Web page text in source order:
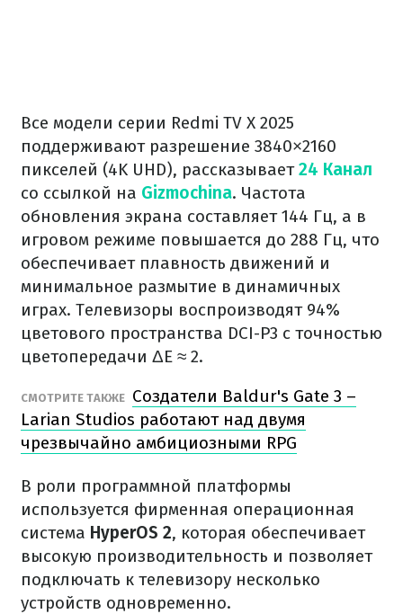
Все модели серии Redmi TV X 2025
поддерживают разрешение 3840×2160
пикселей (4K UHD), рассказывает24 Канал
со ссылкой на Gizmochina. Частота
обновления экрана составляет 144 Гц, а в
игровом режиме повышается до 288 Гц, что
обеспечивает плавность движений и
минимальное размытие в динамичных
играх. Телевизоры воспроизводят 94%
цветового пространства DCI-P3 с точностью
цветопередачи ΔE ≈ 2.
СМОТРИТЕ ТАКЖЕ Создатели Baldur's Gate 3 –
Larian Studios работают над двумя
чрезвычайно амбициозными RPG
В роли программной платформы
используется фирменная операционная
система HyperOS 2, которая обеспечивает
высокую производительность и позволяет
подключать к телевизору несколько
устройств одновременно.